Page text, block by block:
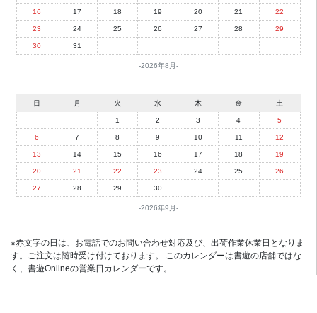
2026年8月
16 17 18 19 20 21 22
23 24 25 26 27 28 29
30 31
2026年9月
日 月 火 水 木 金 土
1 2 3 4 5
6 7 8 9 10 11 12
13 14 15 16 17 18 19
20 21 22 23 24 25 26
27 28 29 30
※赤文字の日は、お電話でのお問い合わせ対応及び、出荷作業休業日となりま
す。ご注文は随時受け付けております。 このカレンダーは書遊の店舗ではな
く、書遊Onlineの営業日カレンダーです。